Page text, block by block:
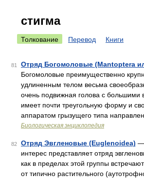
стигма
Толкование Перевод Книги
81 Отряд Богомоловые (Mantoptera
Богомоловые преимущественно
удлиненным телом весьма
очень подвижная голова с большими
имеет почти треугольную форму и
аппаратом грызущего типа
Биологическая энциклопедия
82 Отряд Эвгленовые (Euglenoidea)
интерес представляет отряд
как в пределах этой группы
от типично растительного